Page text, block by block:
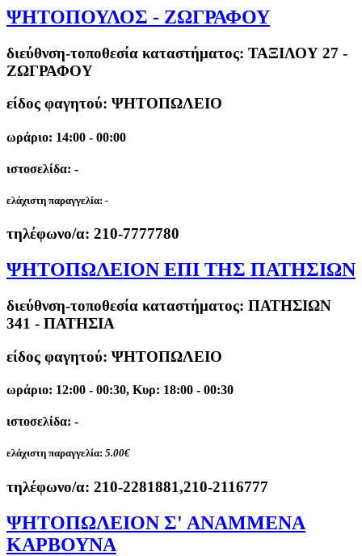
ΨΗΤΟΠΟΥΛΟΣ - ΖΩΓΡΑΦΟΥ
διεύθνση-τοποθεσία καταστήματος: ΤΑΞΙΛΟΥ 27 -
ΖΩΓΡΑΦΟΥ
είδος φαγητού: ΨΗΤΟΠΩΛΕΙΟ
ωράριο: 14:00 - 00:00
ιστοσελίδα: -
ελάχιστη παραγγελία: -
τηλέφωνο/α: 210-7777780
ΨΗΤΟΠΩΛΕΙΟΝ ΕΠΙ ΤΗΣ ΠΑΤΗΣΙΩΝ
διεύθνση-τοποθεσία καταστήματος: ΠΑΤΗΣΙΩΝ
341 - ΠΑΤΗΣΙΑ
είδος φαγητού: ΨΗΤΟΠΩΛΕΙΟ
ωράριο: 12:00 - 00:30, Κυρ: 18:00 - 00:30
ιστοσελίδα: -
ελάχιστη παραγγελία: 5.00€
τηλέφωνο/α: 210-2281881,210-2116777
ΨΗΤΟΠΩΛΕΙΟΝ Σ' ΑΝΑΜΜΕΝΑ
ΚΑΡΒΟΥΝΑ